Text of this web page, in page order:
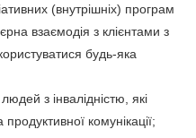
(внутрішніх) програм
взаємодія з клієнтами з
будь-яка
з інвалідністю, які
комунікації;